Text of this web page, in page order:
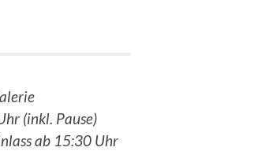
(inkl. Pause)
ab 15:30 Uhr